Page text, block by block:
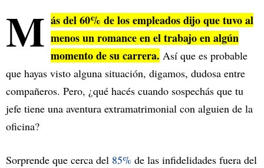
M ás del60% de los empleados dijo que tuvo al
menos un romance en el trabajo en algún
momento de su carrera. Así que es probable
que hayas visto alguna situación, digamos, dudosa entre
compañeros. Pero, ¿qué hacés cuando sospechás que tu
jefe tiene una aventura extramatrimonial con alguien de la
oficina?
Sorprende que cerca del 85% de las infidelidades fuera del